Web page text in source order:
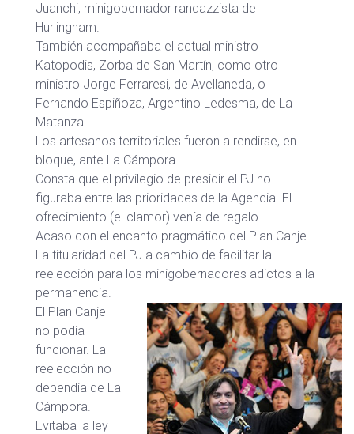
Juanchi, minigobernador randazzista de
Hurlingham.
También acompañaba el actual ministro
Katopodis, Zorba de San Martín, como otro
ministro Jorge Ferraresi, de Avellaneda, o
Fernando Espiñoza, Argentino Ledesma, de La
Matanza.
Los artesanos territoriales fueron a rendirse, en
bloque, ante La Cámpora.
Consta que el privilegio de presidir el PJ no
figuraba entre las prioridades de la Agencia. El
ofrecimiento (el clamor) venía de regalo.
Acaso con el encanto pragmático del Plan Canje.
La titularidad del PJ a cambio de facilitar la
reelección para los minigobernadores adictos a la
permanencia.
El Plan Canje
no podía
funcionar. La
reelección no
dependía de La
Cámpora.
Evitaba la ley